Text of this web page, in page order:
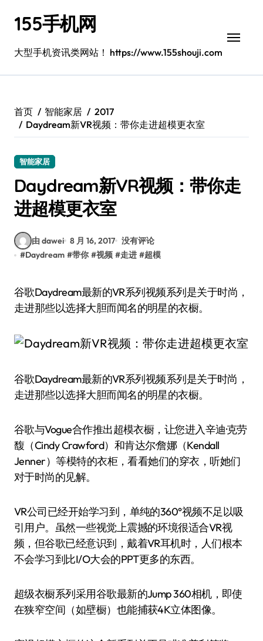
155手机网
大型手机资讯类网站！ https://www.155shouji.com
首页 智能家居
2017
Daydream新VR视频：带你走进超模更衣室
智能家居
Daydream新VR视频：带你走
进超模更衣室
由 dawei 8 月 16, 2017 没有评论
#Daydream #带你 #视频 #走进 #超模
谷歌Daydream最新的VR系列视频系列是关于时尚，
走进那些以选择大胆而闻名的明星的衣橱。
谷歌Daydream最新的VR系列视频系列是关于时尚，
走进那些以选择大胆而闻名的明星的衣橱。
谷歌与Vogue合作推出超模衣橱，让您进入辛迪·克劳
馥（Cindy Crawford）和肯达尔·詹娜（Kendall
Jenner）等模特的衣柜，看看她们的穿衣，听她们
对于时尚的见解。
VR公司已经开始学习到，单纯的360°视频不足以吸
引用户。虽然一些视觉上震撼的环境很适合VR视
频，但谷歌已经意识到，戴着VR耳机时，人们根本
不会学习到比I/O大会的PPT更多的东西。
超级衣橱系列采用谷歌最新的Jump 360相机，即使
在狭窄空间（如壁橱）也能捕获4K立体图像。